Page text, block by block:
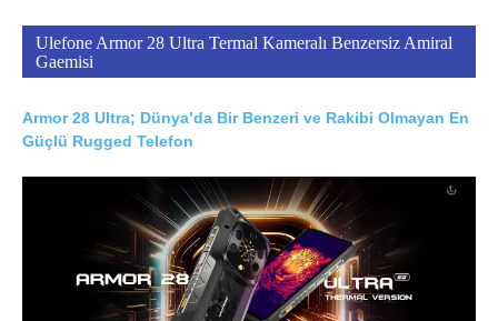
Ulefone Armor 28 Ultra Termal Kameralı Benzersiz Amiral
Gaemisi
Armor 28 Ultra; Dünya’da Bir Benzeri ve Rakibi Olmayan En
Güçlü Rugged Telefon